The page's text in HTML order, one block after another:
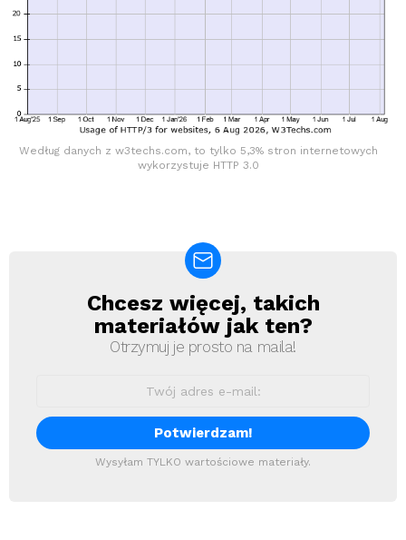
Według danych z w3techs.com, to tylko 5,3% stron internetowych
wykorzystuje HTTP 3.0
NewsletterChcesz więcej, takich
materiałów jak ten?
Otrzymuj je prosto na maila!
Wysyłam TYLKO wartościowe materiały.